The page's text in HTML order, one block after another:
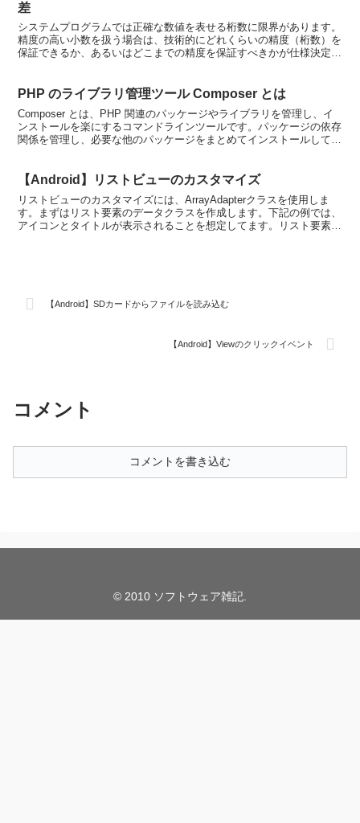
差
システムプログラムでは正確な数値を表せる桁数に限界があります。
精度の高い小数を扱う場合は、技術的にどれくらいの精度（桁数）を
保証できるか、あるいはどこまでの精度を保証すべきかが仕様決定の
PHP のライブラリ管理ツール Composer とは
Composer とは、PHP 関連のパッケージやライブラリを管理し、イ
ンストールを楽にするコマンドラインツールです。パッケージの依存
関係を管理し、必要な他のパッケージをまとめてインストールしてく
【Android】リストビューのカスタマイズ
リストビューのカスタマイズには、ArrayAdapterクラスを使用しま
す。まずはリスト要素のデータクラスを作成します。下記の例では、
アイコンとタイトルが表示されることを想定してます。リスト要素の
【Android】SDカードからファイルを読み込む
【Android】Viewのクリックイベント
コメント
コメントを書き込む
© 2010 ソフトウェア雑記.